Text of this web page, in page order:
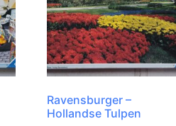
Ravensburger –
Hollandse Tulpen